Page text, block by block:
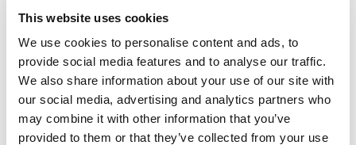
This website uses cookies
We use cookies to personalise content and ads, to
provide social media features and to analyse our traffic.
We also share information about your use of our site with
our social media, advertising and analytics partners who
may combine it with other information that you’ve
provided to them or that they’ve collected from your use
Ansvarsfull tillverkning i Sverige
Varm och mjuk merinoull
Plagg för vardag, yrke och friluftsliv
Zip Turtleneck Protection 400 är ett kraftigt och
flamskyddat förstärkningsplagg utvecklat för yrkesbruk i
kalla miljöer. Stickad i Ullfrotté Original 400 ger den hög